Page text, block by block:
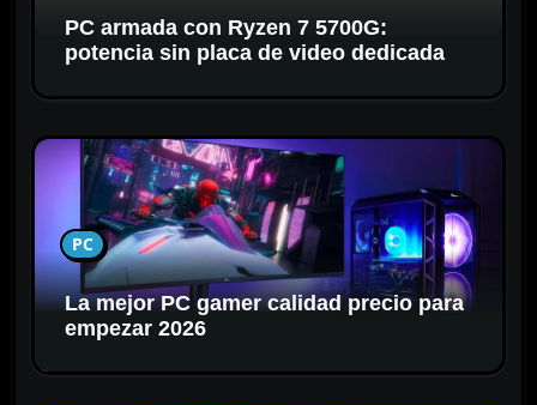
s
PC armada con Ryzen 7 5700G:
potencia sin placa de video dedicada
PC
La mejor PC gamer calidad precio para
empezar 2026